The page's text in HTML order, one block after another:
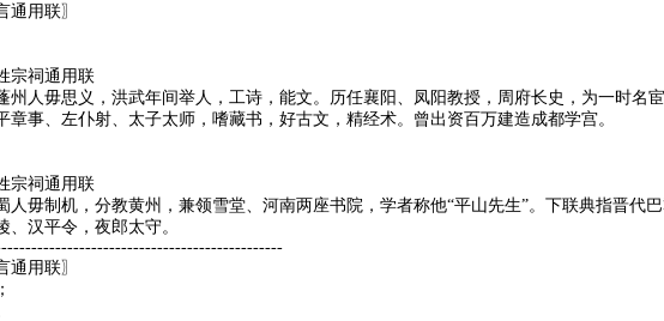
通用联〗
祠通用联
州人毋思义，洪武年间举人，工诗，能文。历任襄阳、凤阳教授，周府长史，为一时名
章事、左仆射、太子太师，嗜藏书，好古文，精经术。曾出资百万建造成都学宫。
祠通用联
人毋制机，分教黄州，兼领雪堂、河南两座书院，学者称他“平山先生”。下联典指晋代
、汉平令，夜郎太守。
通用联〗